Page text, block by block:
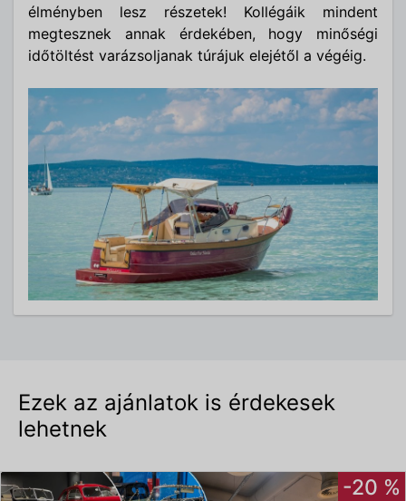
élményben lesz részetek! Kollégáik mindent
megtesznek annak érdekében, hogy minőségi
időtöltést varázsoljanak túrájuk elejétől a végéig.
Ezek az ajánlatok is érdekesek
lehetnek
-20 %